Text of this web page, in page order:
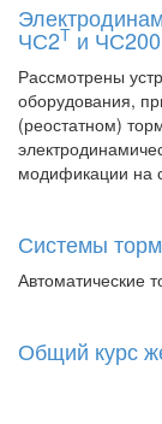
ЧС2Т и ЧС200
Рассмотрены
оборудования,
(реостатном)
модификации на
Системы
Автоматические
Общий курс